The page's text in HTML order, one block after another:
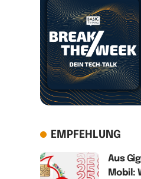
EMPFEHLUNG
Aus
Mobil: